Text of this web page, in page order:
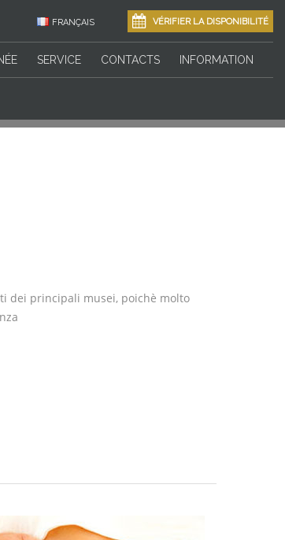
VÉRIFIER LA DISPONIBILITÉ
FRANÇAIS
SERVICE CONTACTS INFORMATION
dei principali musei, poichè molto